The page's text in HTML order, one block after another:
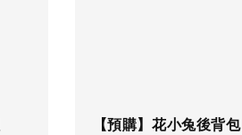
【預購】花小兔後背包